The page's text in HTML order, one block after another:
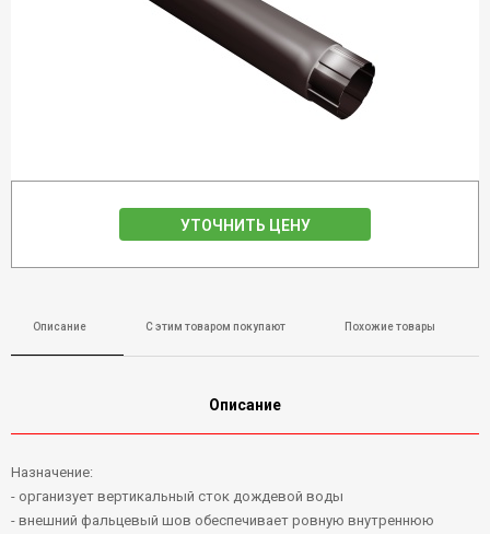
УТОЧНИТЬ ЦЕНУ
Описание С этим товаром покупают Похожие товары
Описание
Назначение:
- организует вертикальный сток дождевой воды
- внешний фальцевый шов обеспечивает ровную внутреннюю